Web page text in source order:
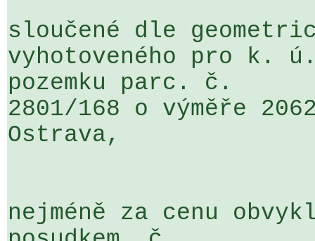
sloučené dle
vyhotoveného pro k.
pozemku parc. č.
2801/168 o výměře
Ostrava,
nejméně za cenu